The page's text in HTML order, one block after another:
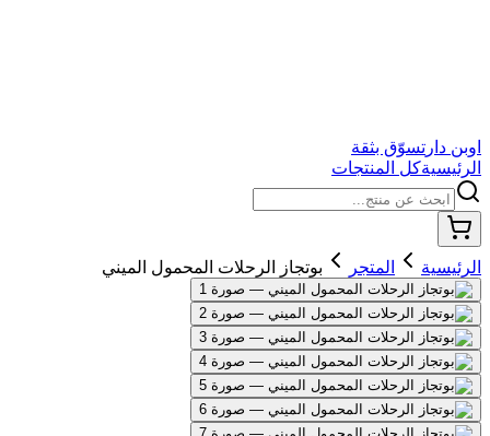
اوبن دار تسوّق بثقة
الرئيسيةكل المنتجات
الرئيسية المتجر بوتجاز الرحلات المحمول الميني